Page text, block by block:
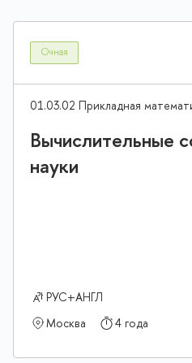
Очная
01.03.02 Прикладная
Вычислительные
науки
РУС+АНГЛ
Москва
4 года